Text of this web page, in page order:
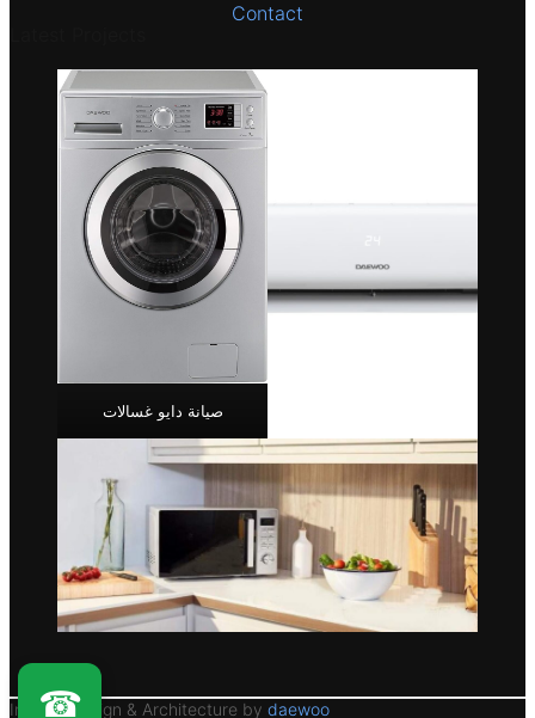
Contact
صيانة دايو غسالات
Interior Design & Architecture by daewoo
☎